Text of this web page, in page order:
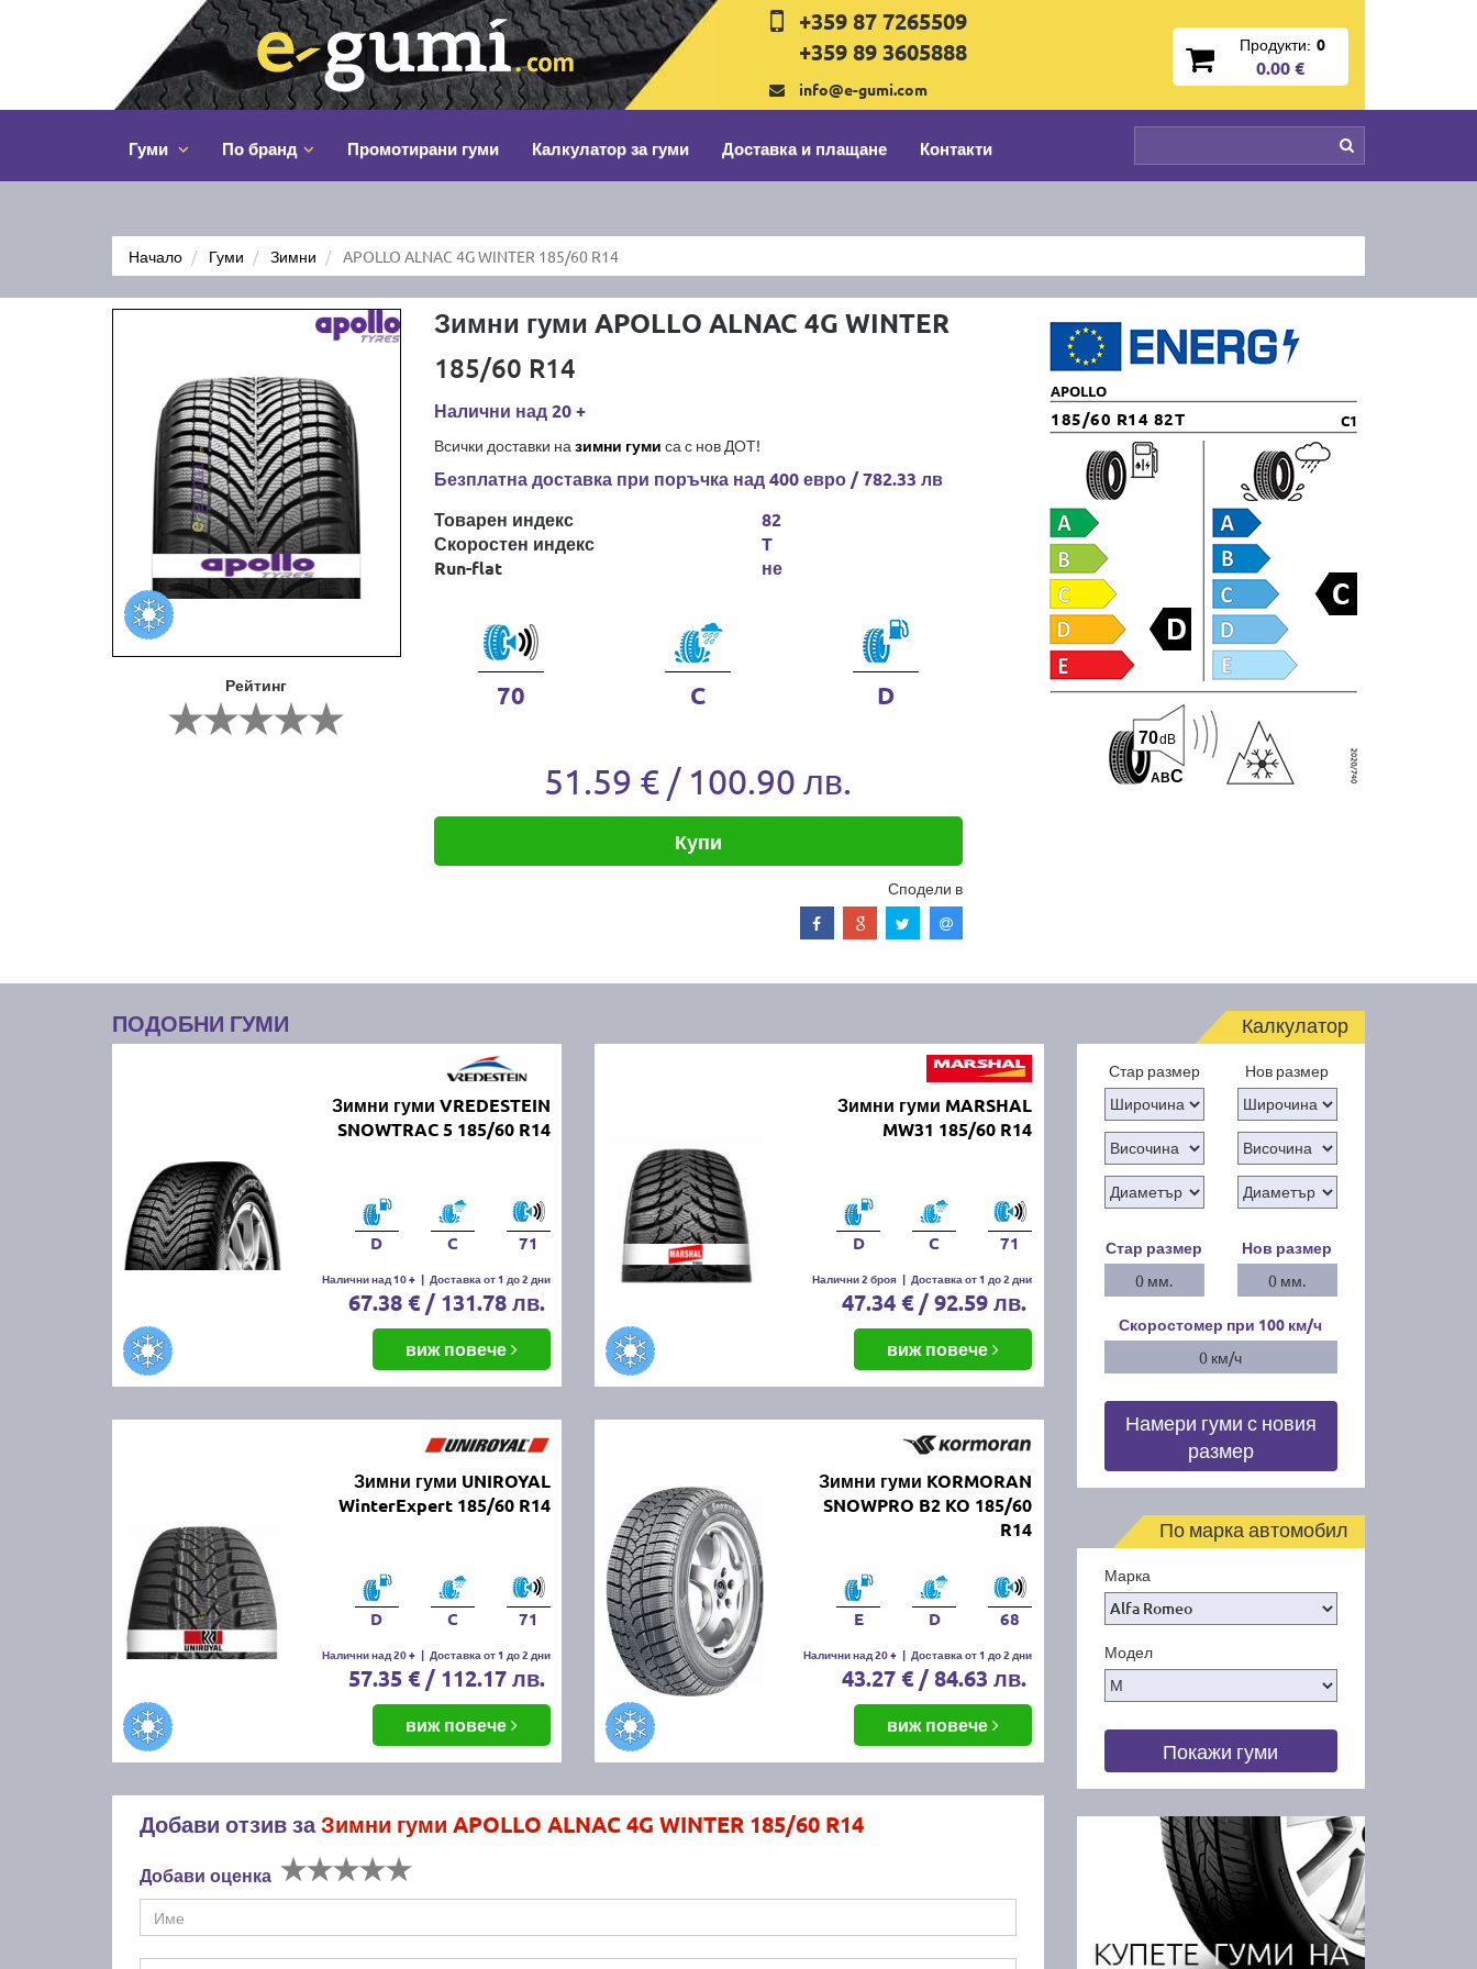
+359 87 7265509
+359 89 3605888
info@e-gumi.com
Продукти: 0
0.00 €
Гуми По бранд Промотирани гуми Калкулатор за гуми Доставка и плащане Контакти
Начало Гуми Зимни APOLLO ALNAC 4G WINTER 185/60 R14
Рейтинг
Зимни гуми APOLLO ALNAC 4G WINTER
185/60 R14
Налични над 20 +
Всички доставки на зимни гуми са с нов ДОТ!
Безплатна доставка при поръчка над 400 евро / 782.33 лв
Товарен индекс
Скоростен индекс
Run-flat
82
T
не
70 C D
51.59 € / 100.90 лв.
Купи
Сподели в
APOLLO
185/60 R14 82T C1
A BC
70dB
ПОДОБНИ ГУМИ
Зимни гуми VREDESTEIN
SNOWTRAC 5 185/60 R14
D C 71
Налични над 10 + | Доставка от 1 до 2 дни
67.38 € / 131.78 лв.
виж повече
Зимни гуми MARSHAL
MW31 185/60 R14
D C 71
Налични 2 броя | Доставка от 1 до 2 дни
47.34 € / 92.59 лв.
виж повече
Зимни гуми UNIROYAL
WinterExpert 185/60 R14
D C 71
Налични над 20 + | Доставка от 1 до 2 дни
57.35 € / 112.17 лв.
виж повече
Зимни гуми KORMORAN
SNOWPRO B2 KO 185/60
R14
E D 68
Налични над 20 + | Доставка от 1 до 2 дни
43.27 € / 84.63 лв.
виж повече
Добави отзив заЗимни гуми APOLLO ALNAC 4G WINTER 185/60 R14
Добави оценка
Калкулатор
Стар размер Нов размер
Стар размер
0 мм.
Нов размер
0 мм.
Скоростомер при 100 км/ч
0 км/ч
Намери гуми с новия
размер
По марка автомобил
Марка
Модел
Покажи гуми